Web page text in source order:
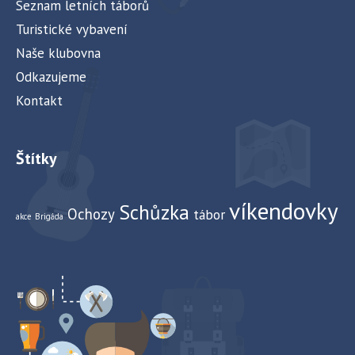
Seznam letních táborů
Turistické vybavení
Naše klubovna
Odkazujeme
Kontakt
Štítky
akce Brigáda Ochozy Schůzka tábor víkendovky